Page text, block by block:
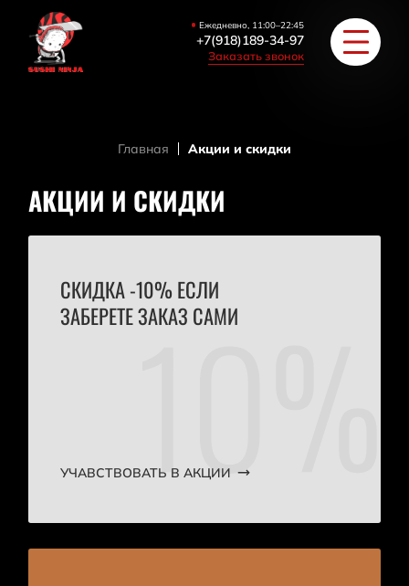
Ежедневно, 11:00–22:45
+7(918)189-34-97
Заказать звонок
ПИЦЦА/БУРГЕРЫ
COУС / ИМБИРЬ
Главная Акции и скидки
АКЦИИ И СКИДКИ
СКИДКА -10% ЕСЛИ
ЗАБЕРЕТЕ ЗАКАЗ САМИ
УЧАВСТВОВАТЬ В АКЦИИ